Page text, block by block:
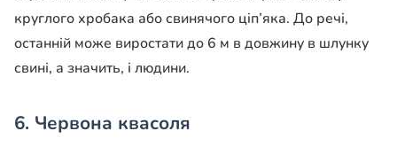
круглого хробака або свинячого ціп’яка. До речі,
останній може виростати до 6 м в довжину в шлунку
свині, а значить, і людини.
6. Червона квасоля